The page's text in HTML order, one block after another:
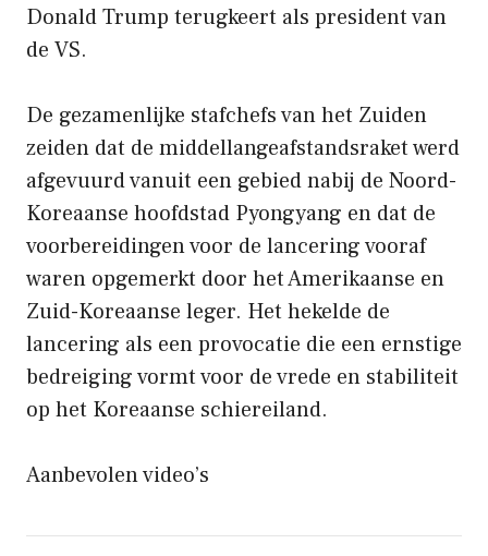
Donald Trump terugkeert als president van
de VS.
De gezamenlijke stafchefs van het Zuiden
zeiden dat de middellangeafstandsraket werd
afgevuurd vanuit een gebied nabij de Noord-
Koreaanse hoofdstad Pyongyang en dat de
voorbereidingen voor de lancering vooraf
waren opgemerkt door het Amerikaanse en
Zuid-Koreaanse leger. Het hekelde de
lancering als een provocatie die een ernstige
bedreiging vormt voor de vrede en stabiliteit
op het Koreaanse schiereiland.
Aanbevolen video’s